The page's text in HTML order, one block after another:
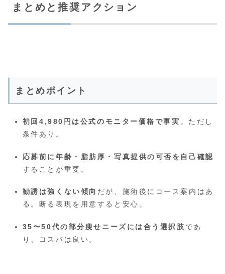
まとめと推奨アクション
まとめポイント
初回4,980円は公式のモニター価格で事実 。ただし
条件あり。
応募前に年齢・脂肪厚・写真提供の可否を自己確認
することが重要。
勧誘は強くない傾向 だが、施術後にコース案内はあ
る。断る表現を用意すると安心。
35〜50代の部分痩せニーズには合う選択肢 であ
り、コスパは良い。